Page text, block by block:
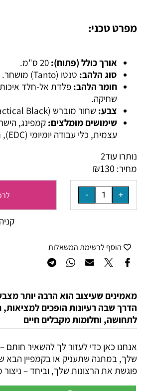
מפרט טכני:
אורך כולל (פתוח):
סוג הלהב: טנטו (Tanto) מושחר.
חומר הלהב: פלדת אל-חלד
שחיקה.
צבע: שחור מוברש (Tactical Black).
שימושים מומלצים: קמפינג,
עצמית, כלי עבודה יומיומי (EDC), חיילים וכוחות ביטחון.
נותרו עוד2
מחיר:
₪130
הוסף לרשימת המשאלות
מאמינים שעיצוב הוא הרבה יותר
הדרך שבה רעיונות הופכים
לתחושה, וחלומות מקבלים חיים
אנחנו כאן כדי לעזור לך להשאיר חותם
שלך, במתנה שתעניק או בקמפיין הבא
פוגשת את הרצונות שלך, וביחד – ניצור